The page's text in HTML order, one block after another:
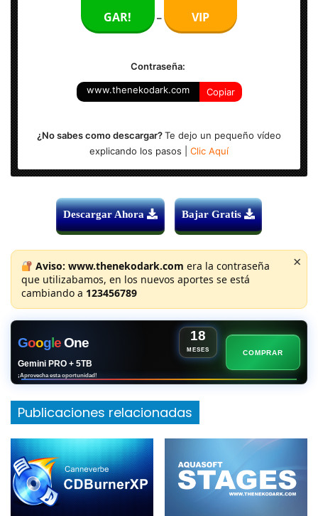
GAR!
–
VIP
Contraseña:
www.thenekodark.com Copiar
¿No sabes como descargar?Te dejo un pequeño vídeo
explicando los pasos | Clic Aquí
Descargar Ahora Bajar Gratis
Aviso: www.thenekodark.com era la contraseña
que utilizabamos, en los nuevos aportes se está
cambiando a 123456789
×
GoogleOne 18
MESES
Gemini PRO + 5TB
¡Aprovecha esta oportunidad!
COMPRAR
Publicaciones relacionadas